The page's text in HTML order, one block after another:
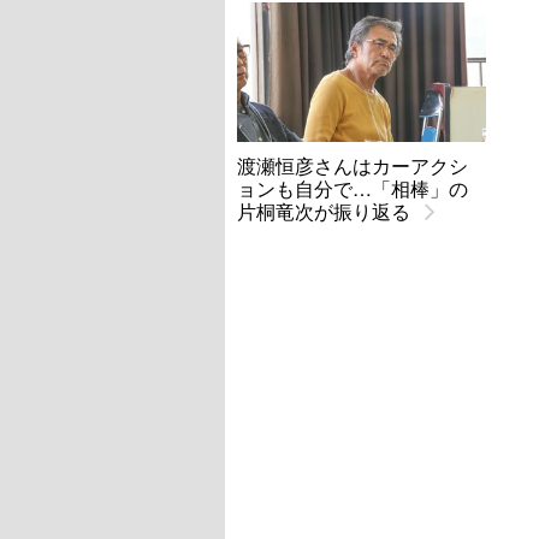
渡瀬恒彦さんはカーアクシ
ョンも自分で…「相棒」の
片桐竜次が振り返る